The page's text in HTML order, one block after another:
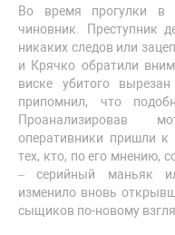
Во время прогулки в
чиновник. Преступник
никаких следов или
и Крячко обратили
виске убитого
припомнил, что
Проанализировав
оперативники пришли к
тех, кто, по его мнению,
– серийный маньяк
изменило вновь
сыщиков по-новому